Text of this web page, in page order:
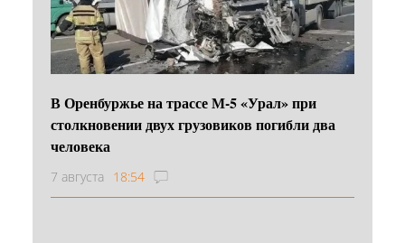
В Оренбуржье на трассе М-5 «Урал» при
столкновении двух грузовиков погибли два
человека
7 августа 18:54